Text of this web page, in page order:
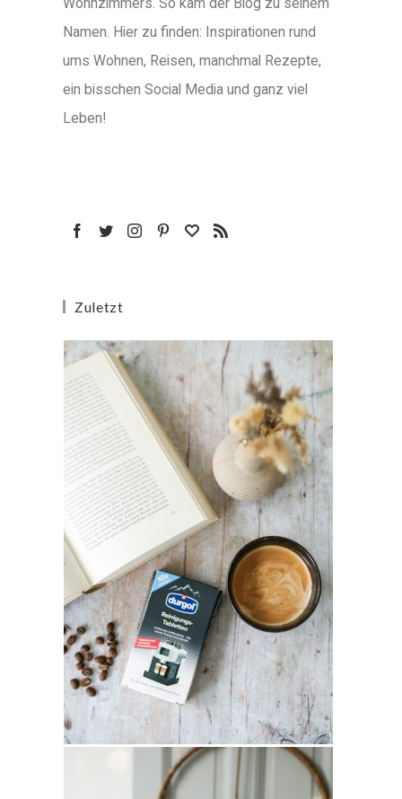
Namen. Hier zu finden: Inspirationen rund
ums Wohnen, Reisen, manchmal Rezepte,
ein bisschen Social Media und ganz viel
Leben!
Zuletzt